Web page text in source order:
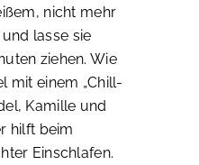
nicht mehr
lasse sie
ziehen. Wie
mit einem „Chill-
Kamille und
hilft beim
Einschlafen.